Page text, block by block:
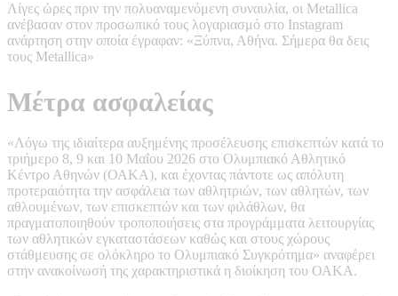
Λίγες ώρες πριν την πολυαναμενόμενη συναυλία, οι Metallica
ανέβασαν στον προσωπικό τους λογαριασμό στο Instagram
ανάρτηση στην οποία έγραφαν: «Ξύπνα, Αθήνα. Σήμερα θα δεις
τους Metallica»
Μέτρα ασφαλείας
«Λόγω της ιδιαίτερα αυξημένης προσέλευσης επισκεπτών κατά το
τριήμερο 8, 9 και 10 Μαΐου 2026 στο Ολυμπιακό Αθλητικό
Κέντρο Αθηνών (ΟΑΚΑ), και έχοντας πάντοτε ως απόλυτη
προτεραιότητα την ασφάλεια των αθλητριών, των αθλητών, των
αθλουμένων, των επισκεπτών και των φιλάθλων, θα
πραγματοποιηθούν τροποποιήσεις στα προγράμματα λειτουργίας
των αθλητικών εγκαταστάσεων καθώς και στους χώρους
στάθμευσης σε ολόκληρο το Ολυμπιακό Συγκρότημα» αναφέρει
στην ανακοίνωσή της χαρακτηριστικά η διοίκηση του ΟΑΚΑ.